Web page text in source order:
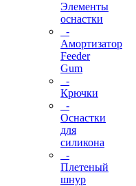
Элементы
оснастки
-
Амортизатор
Feeder
Gum
-
Крючки
-
Оснастки
для
силикона
-
Плетеный
шнур